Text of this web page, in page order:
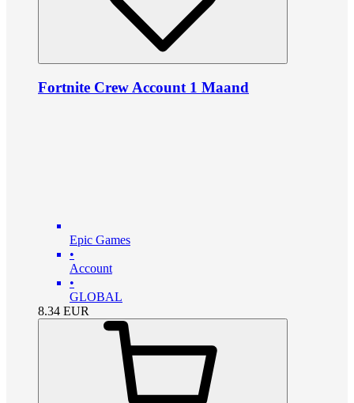
Fortnite Crew Account 1 Maand
Epic Games
•
Account
•
GLOBAL
8.34 EUR